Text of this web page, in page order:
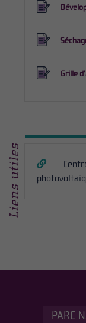
Grille
Liens utiles
PARC